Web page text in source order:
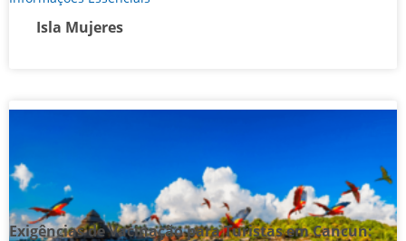
Isla Mujeres
Exigências de Vacinação para Turistas em Cancun: